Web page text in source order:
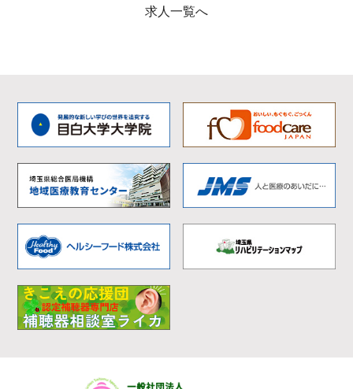
求人一覧へ